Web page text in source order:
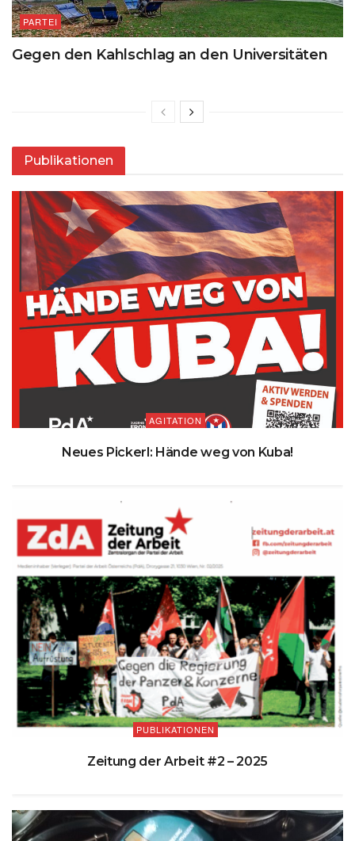
PARTEI
Gegen den Kahlschlag an den Universitäten
Publikationen
AGITATION
Neues Pickerl: Hände weg von Kuba!
PUBLIKATIONEN
Zeitung der Arbeit #2 – 2025